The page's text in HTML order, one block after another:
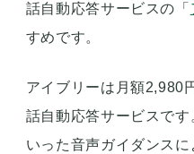
話自動応答サービスの「
すめです。
アイブリーは月額2,980
話自動応答サービスで
いった音声ガイダンス